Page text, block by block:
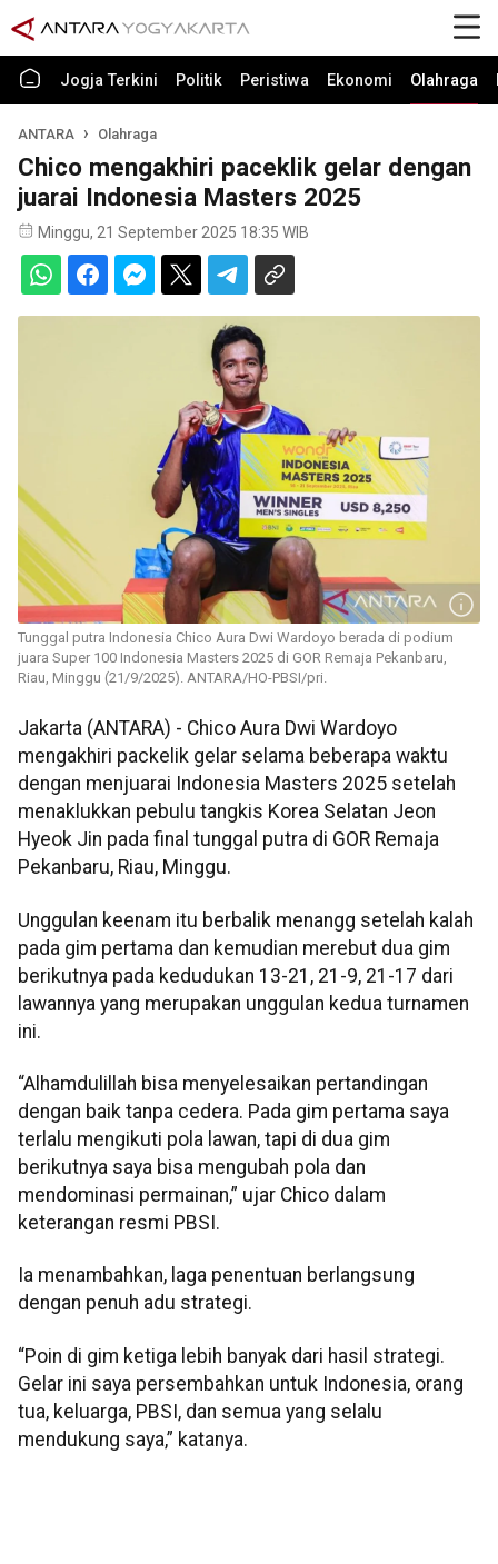
Jogja Terkini Politik Peristiwa Ekonomi Olahraga
ANTARA Olahraga
Chico mengakhiri paceklik gelar dengan
juarai Indonesia Masters 2025
Minggu, 21 September 2025 18:35 WIB
Tunggal putra Indonesia Chico Aura Dwi Wardoyo berada di podium
juara Super 100 Indonesia Masters 2025 di GOR Remaja Pekanbaru,
Riau, Minggu (21/9/2025). ANTARA/HO-PBSI/pri.
Jakarta (ANTARA) - Chico Aura Dwi Wardoyo
mengakhiri packelik gelar selama beberapa waktu
dengan menjuarai Indonesia Masters 2025 setelah
menaklukkan pebulu tangkis Korea Selatan Jeon
Hyeok Jin pada final tunggal putra di GOR Remaja
Pekanbaru, Riau, Minggu.
Unggulan keenam itu berbalik menangg setelah kalah
pada gim pertama dan kemudian merebut dua gim
berikutnya pada kedudukan 13-21, 21-9, 21-17 dari
lawannya yang merupakan unggulan kedua turnamen
ini.
“Alhamdulillah bisa menyelesaikan pertandingan
dengan baik tanpa cedera. Pada gim pertama saya
terlalu mengikuti pola lawan, tapi di dua gim
berikutnya saya bisa mengubah pola dan
mendominasi permainan,” ujar Chico dalam
keterangan resmi PBSI.
Ia menambahkan, laga penentuan berlangsung
dengan penuh adu strategi.
“Poin di gim ketiga lebih banyak dari hasil strategi.
Gelar ini saya persembahkan untuk Indonesia, orang
tua, keluarga, PBSI, dan semua yang selalu
mendukung saya,” katanya.